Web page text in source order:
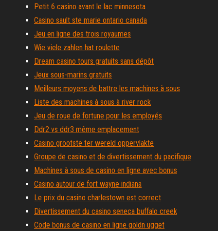
Petit 6 casino avant le lac minnesota
Casino sault ste marie ontario canada
Jeu en ligne des trois royaumes
Wie viele zahlen hat roulette
Dream casino tours gratuits sans dépôt
Jeux sous-marins gratuits
Meilleurs moyens de battre les machines à sous
Liste des machines à sous à river rock
Jeu de roue de fortune pour les employés
Ddr2 vs ddr3 même emplacement
Casino grootste ter wereld oppervlakte
Groupe de casino et de divertissement du pacifique
Machines à sous de casino en ligne avec bonus
Casino autour de fort wayne indiana
Le prix du casino charlestown est correct
Divertissement du casino seneca buffalo creek
Code bonus de casino en ligne goldn ugget